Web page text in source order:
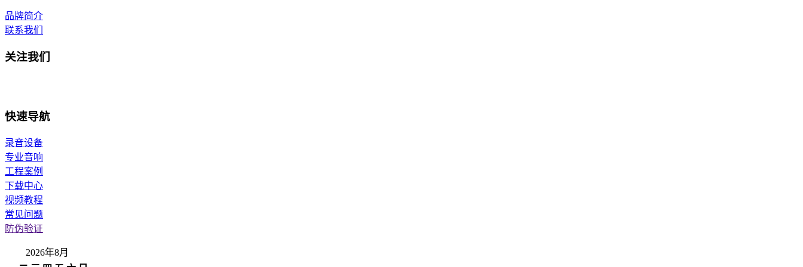
品牌简介
联系我们
关注我们
快速导航
录音设备
专业音响
工程案例
下载中心
视频教程
常见问题
防伪验证
2026年8月